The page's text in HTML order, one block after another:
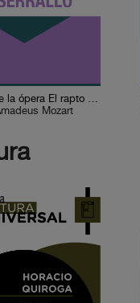
Obertura de la ópera El rapto en el serrallo
Mozart